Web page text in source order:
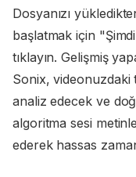
Dosyanızı
başlatmak için
tıklayın. Gelişmiş
Sonix,
analiz edecek ve
algoritma sesi
ederek hassas